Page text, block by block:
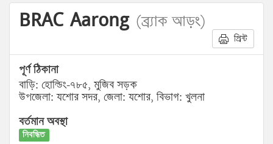
BRAC Aarong (ব্র্যাক আড়ং)
প্রিন্ট
পূর্ণ ঠিকানা
বাড়ি: হোল্ডিং-৭৮৫, মুজিব সড়ক
উপজেলা: যশোর সদর, জেলা: যশোর, বিভাগ: খুলনা
বর্তমান অবস্থা
নিবন্ধিত